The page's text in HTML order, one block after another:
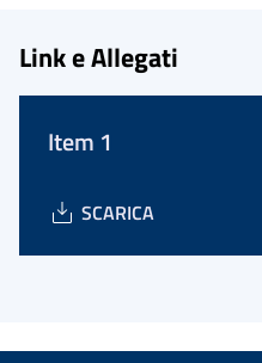
Link e Allegati
Item 1
SCARICA